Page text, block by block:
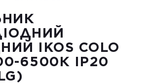
IKOS COLO
6500К IP20